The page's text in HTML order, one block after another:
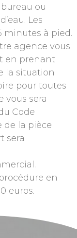
ou
Les
minutes à pied.
agence vous
en prenant
la situation
pour toutes
vous sera
Code
de la pièce
sera
en
euros.